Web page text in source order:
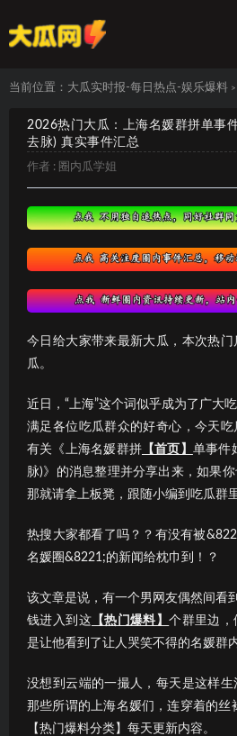
当前位置： 大瓜实时报-每日热点-娱乐爆料 >
2026热门大瓜：上海名媛群拼单事
去脉) 真实事件汇总
作者 : 圈内瓜学姐
今日给大家带来最新大瓜，本次热
瓜。
近日，“上海”这个词似乎成为了广大
满足各位吃瓜群众的好奇心，今天
有关《上海名媛群拼 【首页】 单事件
脉)》的消息整理并分享出来，如果
那就请拿上板凳，跟随小编到吃瓜群
热搜大家都看了吗？？有没有被
名媛圈&8221;的新闻给枕巾到！？
该文章是说，有一个男网友偶然间看
钱进入到这【热门爆料】个群里边，
是让他看到了让人哭笑不得的名媛群
没想到云端的一撮人，每天是这样生
那些所谓的上海名媛们，连穿着的丝
【热门爆料分类】每天更新内容。